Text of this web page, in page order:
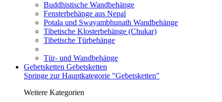
Buddhistische Wandbehänge
Fensterbehänge aus Nepal
Potala und Swayambhunath Wandbehänge
Tibetische Klosterbehänge (Chukar)
Tibetische Türbehänge
Tür- und Wandbehänge
Gebetsketten Gebetsketten
Springe zur Hauptkategorie "Gebetsketten"
Weitere Kategorien